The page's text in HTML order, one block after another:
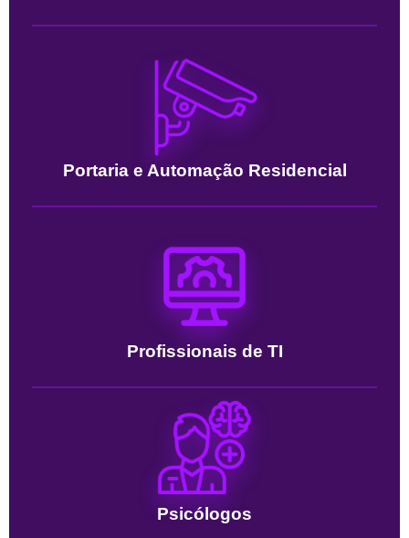
Portaria e Automação Residencial
Profissionais de TI
Psicólogos